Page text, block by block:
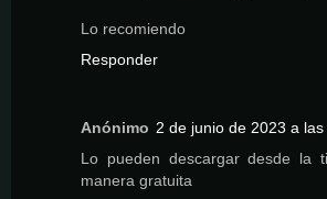
Lo recomiendo
Responder
Anónimo 2 de junio de 2023 a las
Lo pueden descargar desde la
manera gratuita